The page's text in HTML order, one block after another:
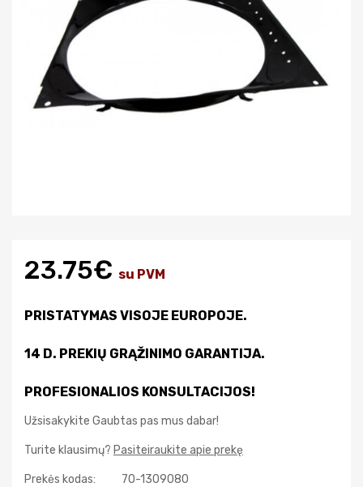
23.75€ su PVM
PRISTATYMAS VISOJE EUROPOJE.
14 D. PREKIŲ GRĄŽINIMO GARANTIJA.
PROFESIONALIOS KONSULTACIJOS!
Užsisakykite Gaubtas pas mus dabar!
Turite klausimų? Pasiteiraukite apie prekę
Prekės kodas: 70-1309080